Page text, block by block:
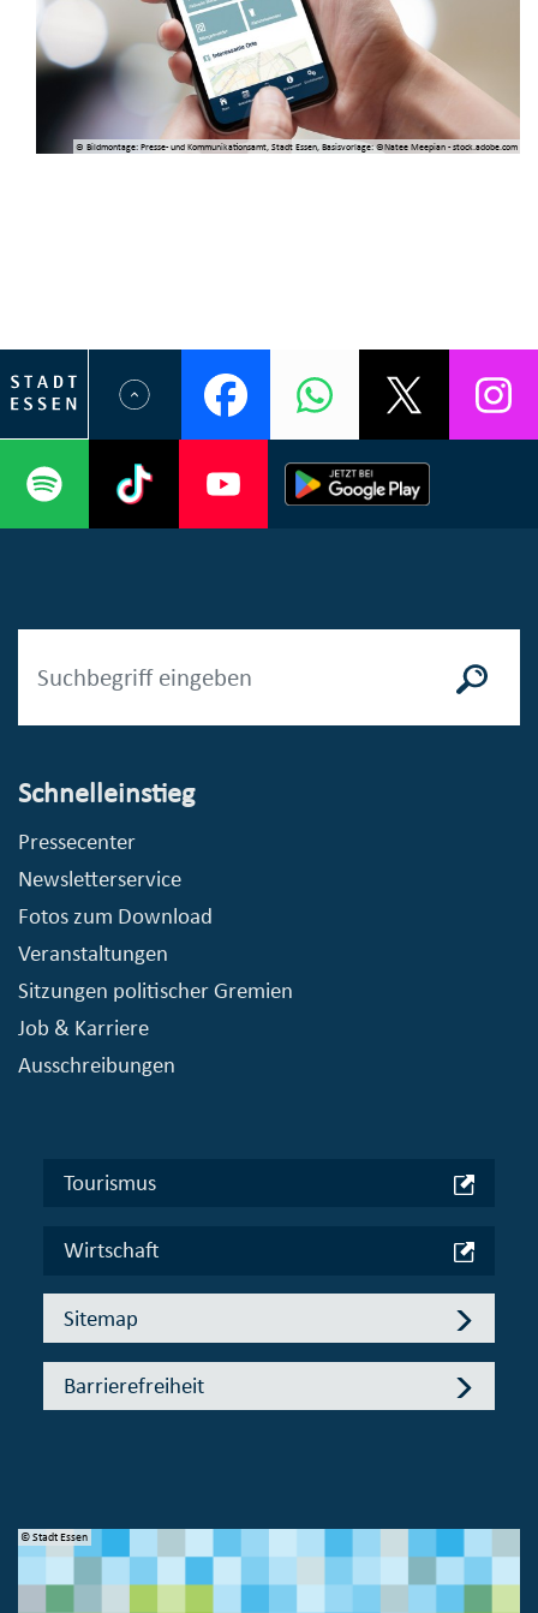
© Bildmontage: Presse- und Kommunikationsamt, Stadt Essen, Basisvorlage: ©Natee Meepian - stock.adobe.com
Schnelleinstieg
Pressecenter
Newsletterservice
Fotos zum Download
Veranstaltungen
Sitzungen politischer Gremien
Job & Karriere
Ausschreibungen
Tourismus
Wirtschaft
Sitemap
Barrierefreiheit
© Stadt Essen